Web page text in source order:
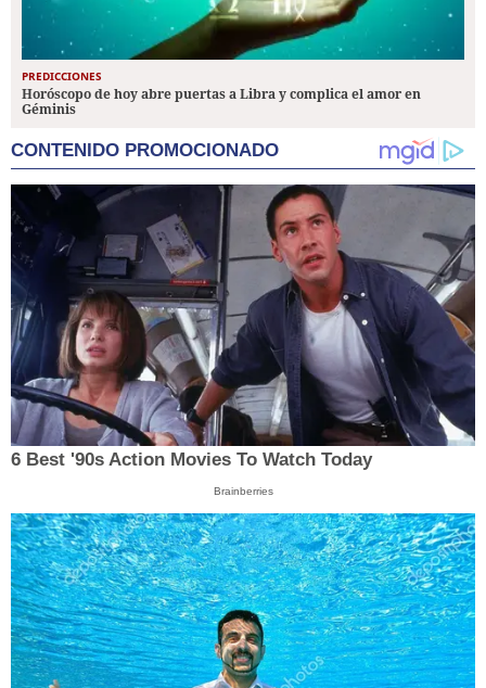
PREDICCIONES
Horóscopo de hoy abre puertas a Libra y complica el amor en
Géminis
CONTENIDO PROMOCIONADO
6 Best '90s Action Movies To Watch Today
Brainberries